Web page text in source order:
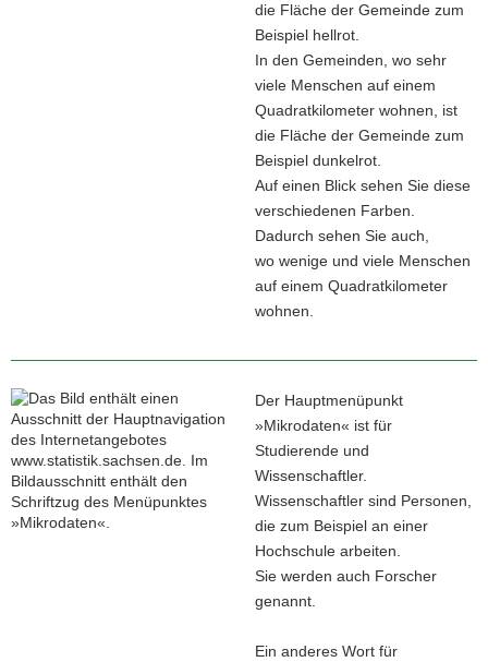
die Fläche der Gemeinde zum
Beispiel hellrot.
In den Gemeinden, wo sehr
viele Menschen auf einem
Quadratkilometer wohnen, ist
die Fläche der Gemeinde zum
Beispiel dunkelrot.
Auf einen Blick sehen Sie diese
verschiedenen Farben.
Dadurch sehen Sie auch,
wo wenige und viele Menschen
auf einem Quadratkilometer
wohnen.
Der Hauptmenüpunkt
»Mikrodaten« ist für
Studierende und
Wissenschaftler.
Wissenschaftler sind Personen,
die zum Beispiel an einer
Hochschule arbeiten.
Sie werden auch Forscher
genannt.
Ein anderes Wort für